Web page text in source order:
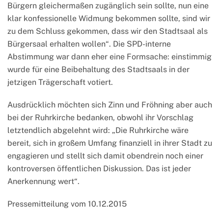
Bürgern gleichermaßen zugänglich sein sollte, nun eine
klar konfessionelle Widmung bekommen sollte, sind wir
zu dem Schluss gekommen, dass wir den Stadtsaal als
Bürgersaal erhalten wollen“. Die SPD-interne
Abstimmung war dann eher eine Formsache: einstimmig
wurde für eine Beibehaltung des Stadtsaals in der
jetzigen Trägerschaft votiert.
Ausdrücklich möchten sich Zinn und Fröhning aber auch
bei der Ruhrkirche bedanken, obwohl ihr Vorschlag
letztendlich abgelehnt wird: „Die Ruhrkirche wäre
bereit, sich in großem Umfang finanziell in ihrer Stadt zu
engagieren und stellt sich damit obendrein noch einer
kontroversen öffentlichen Diskussion. Das ist jeder
Anerkennung wert“.
Pressemitteilung vom 10.12.2015